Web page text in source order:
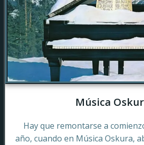
Música
Hay que remontarse a
año, cuando en Música Oskura,